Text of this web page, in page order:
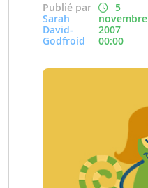
Publié par
Sarah
David-
Godfroid
5
novembre
2007
00:00